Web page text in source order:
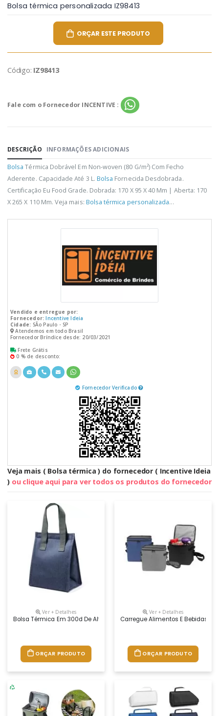
Bolsa térmica personalizada IZ98413
ORÇAR ESTE PRODUTO
Código: IZ98413
Fale com o Fornecedor INCENTIVE :
DESCRIÇÃO INFORMAÇÕES ADICIONAIS
Bolsa Térmica Dobrável Em Non-woven (80 G/m²) Com Fecho
Aderente. Capacidade Até 3 L. Bolsa Fornecida Desdobrada.
Certificação Eu Food Grade. Dobrada: 170 X 95 X 40 Mm | Aberta: 170
X 265 X 110 Mm. Veja mais: Bolsa térmica personalizada...
Vendido e entregue por:
Fornecedor: Incentive Ideia
Cidade: SÃo Paulo - SP
Atendemos em todo Brasil
Fornecedor Bríndice desde: 20/03/2021
Frete Grátis
0 % de desconto:
Fornecedor Verificado
Veja mais ( Bolsa térmica ) do fornecedor ( Incentive Ideia
) ou clique aqui para ver todos os produtos do fornecedor
Ver + Detalhes
Bolsa Térmica Em 300d De Alta Densidade Com Pegas Em Webbing.
ORÇAR PRODUTO
Ver + Detalhes
Carregue Alimentos E Bebidas
ORÇAR PRODUTO